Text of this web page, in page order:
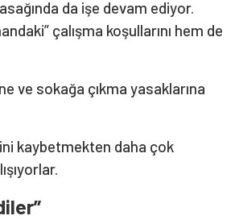
da işe devam ediyor.
çalışma koşullarını hem de
ve sokağa çıkma yasaklarına
kaybetmekten daha çok